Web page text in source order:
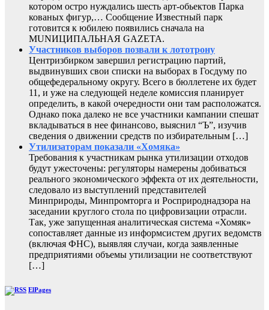
котором остро нуждались шесть арт-обьектов Парка
кованых фигур,… Сообщение Известный парк
готовится к юбилею появились сначала на
MUNИЦИПАЛЬНАЯ GAZЕТА.
Участников выборов позвали к лототрону
Центризбирком завершил регистрацию партий,
выдвинувших свои списки на выборах в Госдуму по
общефедеральному округу. Всего в бюллетене их будет
11, и уже на следующей неделе комиссия планирует
определить, в какой очередности они там расположатся.
Однако пока далеко не все участники кампании спешат
вкладываться в нее финансово, выяснил “Ъ”, изучив
сведения о движении средств по избирательным […]
Утилизаторам показали «Хомяка»
Требования к участникам рынка утилизации отходов
будут ужесточены: регуляторы намерены добиваться
реального экономического эффекта от их деятельности,
следовало из выступлений представителей
Минприроды, Минпромторга и Росприроднадзора на
заседании круглого стола по цифровизации отрасли.
Так, уже запущенная аналитическая система «Хомяк»
сопоставляет данные из информсистем других ведомств
(включая ФНС), выявляя случаи, когда заявленные
предприятиями объемы утилизации не соответствуют
[…]
ElPages